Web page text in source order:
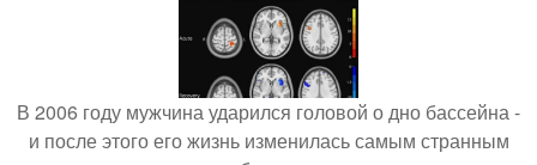
В 2006 году мужчина ударился головой о дно бассейна -
и после этого его жизнь изменилась самым странным